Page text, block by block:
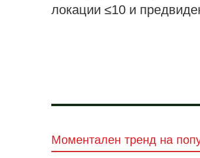
локации ≤10 и
Моментален тренд на